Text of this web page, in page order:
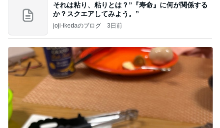
それは粘り、粘りとは？”『寿命』に何が関係する
か？スクエアしてみよう。”
joji-ikedaのブログ 3日前